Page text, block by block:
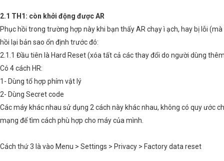
2.1 TH1: còn khởi động được AR
Phục hồi trong trường hợp này khi bạn thấy AR chạy ì ạch, hay bị lỗi
hồi lại bản sao ổn định trước đó:
2.1.1 Đầu tiên là Hard Reset (xóa tất cả các thay đổi do người dùng
Có 4 cách HR:
1- Dùng tổ hợp phím vật lý
2- Dùng Secret code
Các máy khác nhau sử dụng 2 cách này khác nhau, không có quy ước
mạng để tìm cách phù hợp cho máy của mình.
Cách thứ 3 là vào Menu > Settings > Privacy > Factory data reset